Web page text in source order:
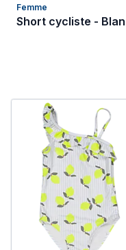
Femme
Short cycliste -